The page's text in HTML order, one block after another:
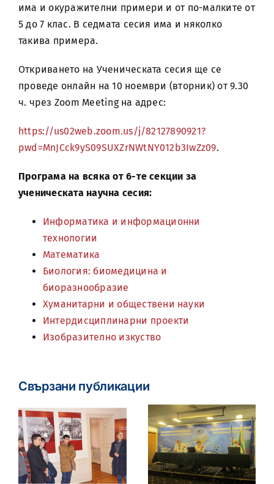
има и окуражителни примери и от по-малките от
5 до 7 клас. В седмата сесия има и няколко
такива примера.
Откриването на Ученическата сесия ще се
проведе онлайн на 10 ноември (вторник) от 9.30
ч. чрез Zoom Meeting на адрес:
https://us02web.zoom.us/j/82127890921?
pwd=MnJCck9yS09SUXZrNWtNY012b3IwZz09.
Програма на всяка от 6-те секции за
ученическата научна сесия:
Информатика и информационни
технологии
Математика
Биология: биомедицина и
биоразнообразие
Хуманитарни и обществени науки
Интердисциплинарни проекти
Изобразително изкуство
Свързани публикации